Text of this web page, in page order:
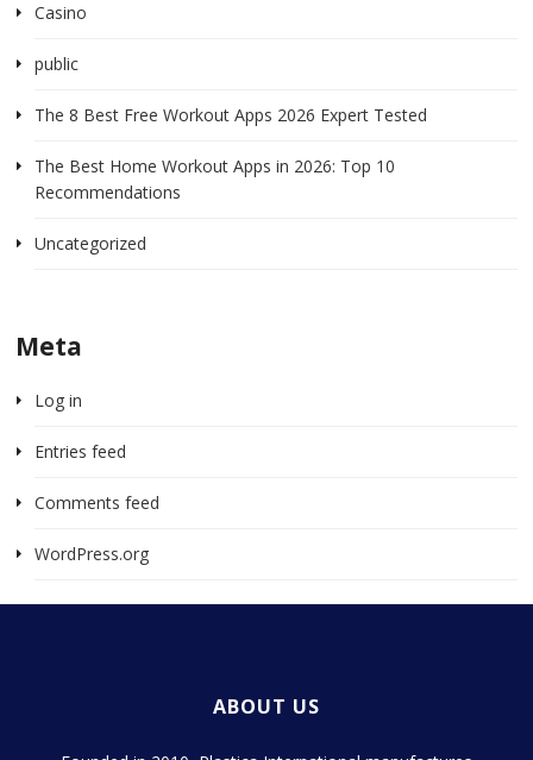
Casino
public
The 8 Best Free Workout Apps 2026 Expert Tested
The Best Home Workout Apps in 2026: Top 10
Recommendations
Uncategorized
Meta
Log in
Entries feed
Comments feed
WordPress.org
ABOUT US